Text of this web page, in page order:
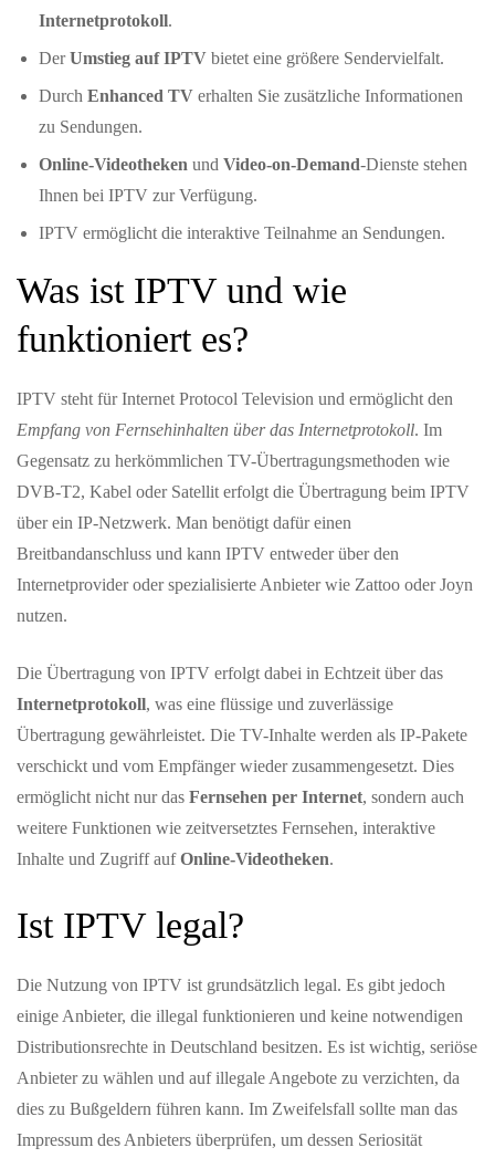
Internetprotokoll.
DerUmstieg auf IPTV bietet eine größere Sendervielfalt.
Durch Enhanced TV erhalten Sie zusätzliche Informationen
zu Sendungen.
Online-Videotheken und Video-on-Demand-Dienste stehen
Ihnen bei IPTV zur Verfügung.
IPTV ermöglicht die interaktive Teilnahme an Sendungen.
Was ist IPTV und wie
funktioniert es?
IPTV steht für Internet Protocol Television und ermöglicht den
Empfang von Fernsehinhalten über das Internetprotokoll. Im
Gegensatz zu herkömmlichen TV-Übertragungsmethoden wie
DVB-T2, Kabel oder Satellit erfolgt die Übertragung beim IPTV
über ein IP-Netzwerk. Man benötigt dafür einen
Breitbandanschluss und kann IPTV entweder über den
Internetprovider oder spezialisierte Anbieter wie Zattoo oder Joyn
nutzen.
Die Übertragung von IPTV erfolgt dabei in Echtzeit über das
Internetprotokoll, was eine flüssige und zuverlässige
Übertragung gewährleistet. Die TV-Inhalte werden als IP-Pakete
verschickt und vom Empfänger wieder zusammengesetzt. Dies
ermöglicht nicht nur das Fernsehen per Internet, sondern auch
weitere Funktionen wie zeitversetztes Fernsehen, interaktive
Inhalte und Zugriff aufOnline-Videotheken.
Ist IPTV legal?
Die Nutzung von IPTV ist grundsätzlich legal. Es gibt jedoch
einige Anbieter, die illegal funktionieren und keine notwendigen
Distributionsrechte in Deutschland besitzen. Es ist wichtig, seriöse
Anbieter zu wählen und auf illegale Angebote zu verzichten, da
dies zu Bußgeldern führen kann. Im Zweifelsfall sollte man das
Impressum des Anbieters überprüfen, um dessen Seriosität